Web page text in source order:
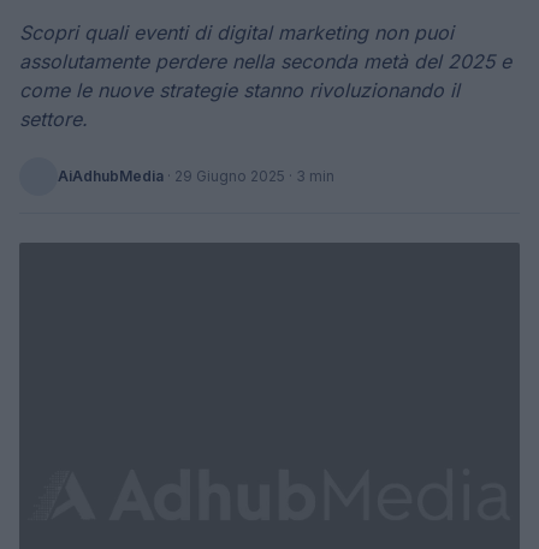
Scopri quali eventi di digital marketing non puoi
assolutamente perdere nella seconda metà del 2025 e
come le nuove strategie stanno rivoluzionando il
settore.
AiAdhubMedia · 29 Giugno 2025 · 3 min